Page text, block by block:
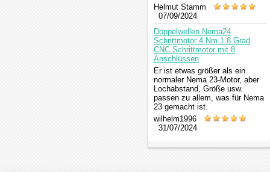
Helmut Stamm
07/09/2024
Doppelwellen Nema24
Schrittmotor 4 Nm 1.8 Grad
CNC Schrittmotor mit 8
Anschlüssen
Er ist etwas größer als ein
normaler Nema 23-Motor, aber
Lochabstand, Größe usw.
passen zu allem, was für Nema
23 gemacht ist.
wilhelm1996
31/07/2024